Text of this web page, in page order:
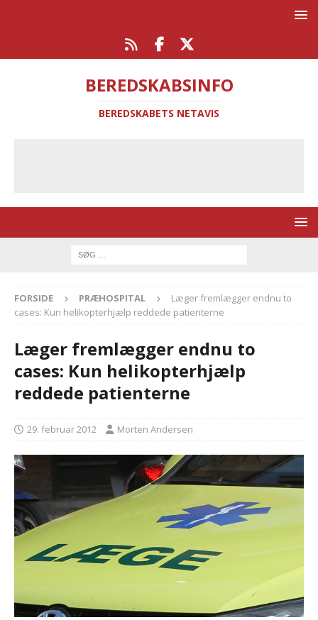
BEREDSKABSINFO
BEREDSKABETS NETAVIS
FORSIDE PRÆHOSPITAL
Læger fremlægger endnu to
cases: Kun helikopterhjælp reddede patienterne
Læger fremlægger endnu to
cases: Kun helikopterhjælp
reddede patienterne
29. februar 2012 Morten Andersen